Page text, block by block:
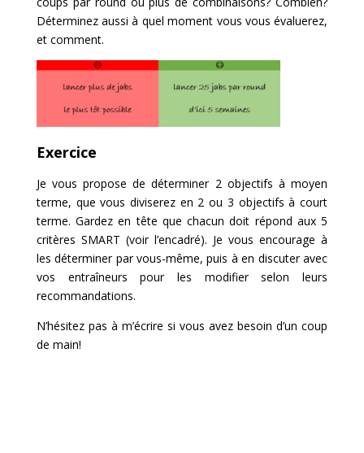
Déterminez aussi à quel moment vous vous évaluerez,
et comment.
Exercice
Je vous propose de déterminer 2 objectifs à moyen
terme, que vous diviserez en 2 ou 3 objectifs à court
terme. Gardez en tête que chacun doit répond aux 5
critères SMART (voir l’encadré). Je vous encourage à
les déterminer par vous-même, puis à en discuter avec
vos entraîneurs pour les modifier selon leurs
recommandations.
N’hésitez pas à m’écrire si vous avez besoin d’un coup
de main!